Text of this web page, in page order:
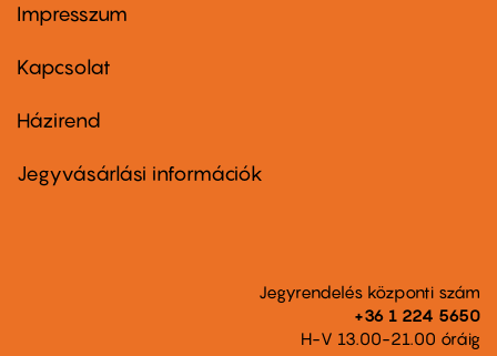
Footer
first
Impresszum
Kapcsolat
Footer
second
Házirend
Jegyvásárlási információk
Jegyrendelés központi szám
+36 1 224 5650
H-V 13.00-21.00 óráig